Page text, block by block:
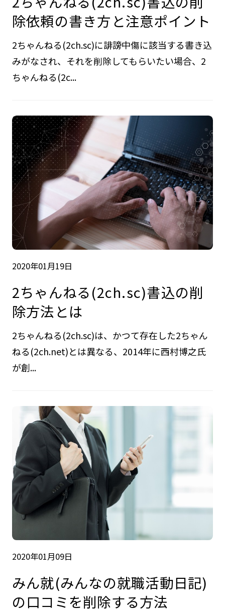
除依頼の書き方と注意ポイント
2ちゃんねる(2ch.sc)に誹謗中傷に該当する書き込
みがなされ、それを削除してもらいたい場合、2
ちゃんねる(2c...
2020年01月19日
2ちゃんねる(2ch.sc)書込の削
除方法とは
2ちゃんねる(2ch.sc)は、かつて存在した2ちゃん
ねる(2ch.net)とは異なる、2014年に西村博之氏
が創...
2020年01月09日
みん就(みんなの就職活動日記)
の口コミを削除する方法